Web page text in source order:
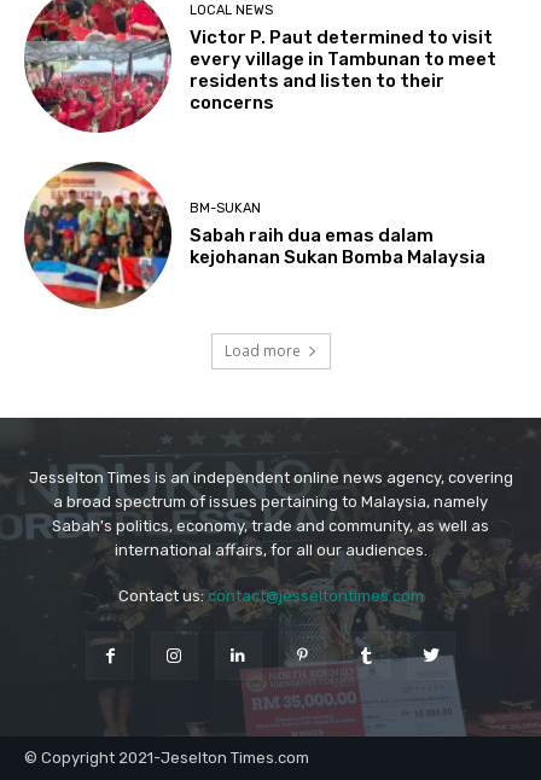
Jesselton Times is an independent online news agency, covering
a broad spectrum of issues pertaining to Malaysia, namely
Sabah's politics, economy, trade and community, as well as
international affairs, for all our audiences.
Contact us:contact@jesseltontimes.com
© Copyright 2021-Jeselton Times.com